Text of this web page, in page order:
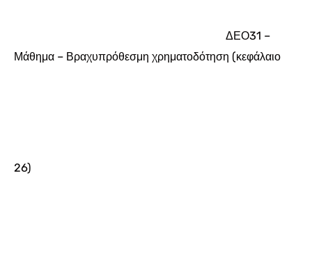
ΔΕΟ31 –
Μάθημα – Βραχυπρόθεσμη χρηματοδότηση (κεφάλαιο
26)